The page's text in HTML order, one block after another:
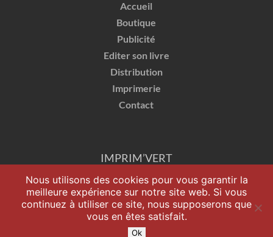
Accueil
Boutique
Publicité
Editer son livre
Distribution
Imprimerie
Contact
IMPRIM’VERT
Nous utilisons des cookies pour vous garantir la
meilleure expérience sur notre site web. Si vous
continuez à utiliser ce site, nous supposerons que
vous en êtes satisfait.
Ok